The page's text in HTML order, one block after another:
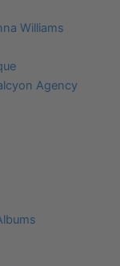
Williams
Agency